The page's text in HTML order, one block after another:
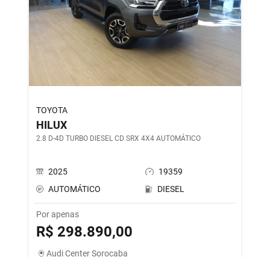
TOYOTA
HILUX
2.8 D-4D TURBO DIESEL CD SRX 4X4 AUTOMÁTICO
2025
19359
AUTOMÁTICO
DIESEL
Por apenas
R$ 298.890,00
Audi Center Sorocaba